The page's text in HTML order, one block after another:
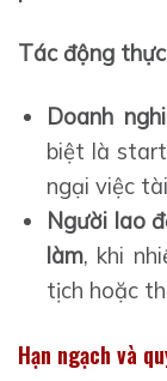
Tác động
Doanh
biệt là
ngại việc
Người lao
làm, khi
tịch hoặc
Hạn ngạch và